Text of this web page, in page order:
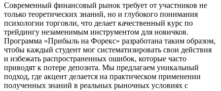
Современный финансовый рынок требует от участников не
только теоретических знаний, но и глубокого понимания
психологии торговли, что делает качественный курс по
трейдингу незаменимым инструментом для новичков.
Программа «Прибыль на Форекс» разработана таким образом,
чтобы каждый студент мог систематизировать свои действия
и избежать распространенных ошибок, которые часто
приводят к потере депозита. Мы предлагаем уникальный
подход, где акцент делается на практическом применении
полученных знаний в реальных рыночных условиях с